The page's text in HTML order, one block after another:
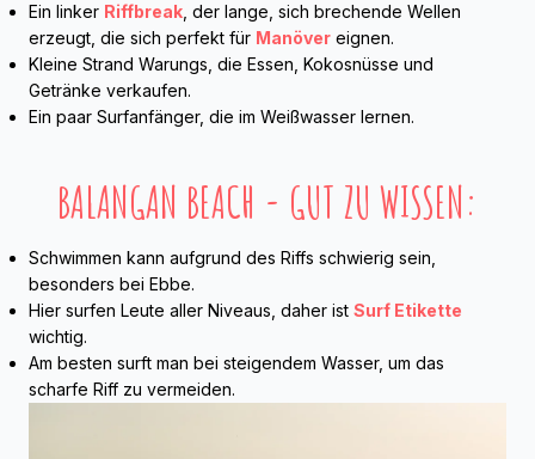
Ein linker Riffbreak , der lange, sich brechende Wellen
erzeugt, die sich perfekt für Manöver eignen.
Kleine Strand Warungs, die Essen, Kokosnüsse und
Getränke verkaufen.
Ein paar Surfanfänger, die im Weißwasser lernen.
BALANGAN BEACH - GUT ZU WISSEN:
Schwimmen kann aufgrund des Riffs schwierig sein,
besonders bei Ebbe.
Hier surfen Leute aller Niveaus, daher ist Surf Etikette
wichtig.
Am besten surft man bei steigendem Wasser, um das
scharfe Riff zu vermeiden.